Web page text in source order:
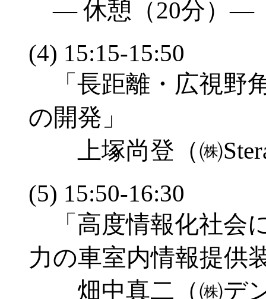
― 休憩（20分）―
(4) 15:15-15:50
「長距離・広視野
の開発」
上塚尚登（㈱
(5) 15:50-16:30
「高度情報化社会
力の車室内情報提供
畑中真二（㈱デ